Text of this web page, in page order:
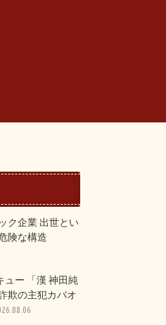
ク企業 出世とい
険な構造
ュー 「漢 神田純
欺の主犯カバオ